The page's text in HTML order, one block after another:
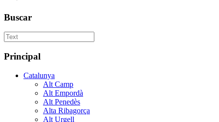
Buscar
Principal
Catalunya
Alt Camp
Alt Empordà
Alt Penedès
Alta Ribagorça
Alt Urgell